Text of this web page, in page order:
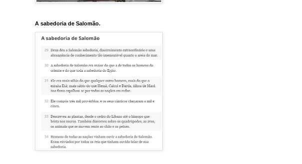
A sabedoria de Salomão.